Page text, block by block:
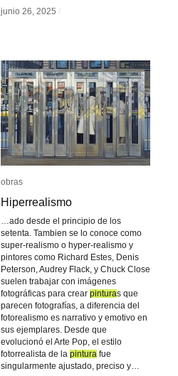
junio 26, 2025 /
junio 26, 2025 /
obras
Hiperrealismo
…ado desde el principio de los
setenta. Tambien se lo conoce como
super-realismo o hyper-realismo y
pintores como Richard Estes, Denis
Peterson, Audrey Flack, y Chuck Close
suelen trabajar con imágenes
fotográficas para crear pinturas que
parecen fotografías, a diferencia del
fotorealismo es narrativo y emotivo en
sus ejemplares. Desde que
evolucionó el Arte Pop, el estilo
fotorrealista de la pintura fue
singularmente ajustado, preciso y…
obras
Hiperrealismo
pintura
pintura